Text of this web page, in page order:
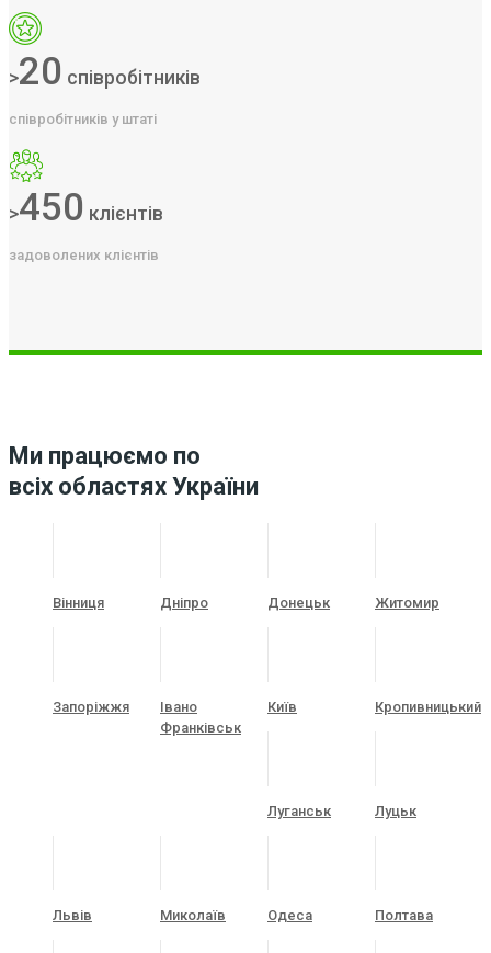
>20 співробітників
співробітників у штаті
>450 клієнтів
задоволених клієнтів
Ми працюємо по
всіх областях України
Вінниця Дніпро Донецьк Житомир
Запоріжжя
Івано
Франківськ
Київ Кропивницький
Луганськ Луцьк
Львів Миколаїв Одеса Полтава